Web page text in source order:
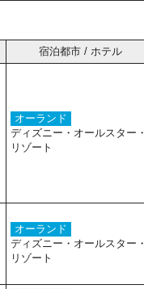
宿泊都市 / ホテル
オーランド
ディズニー・オールスター・
リゾート
オーランド
ディズニー・オールスター・
リゾート